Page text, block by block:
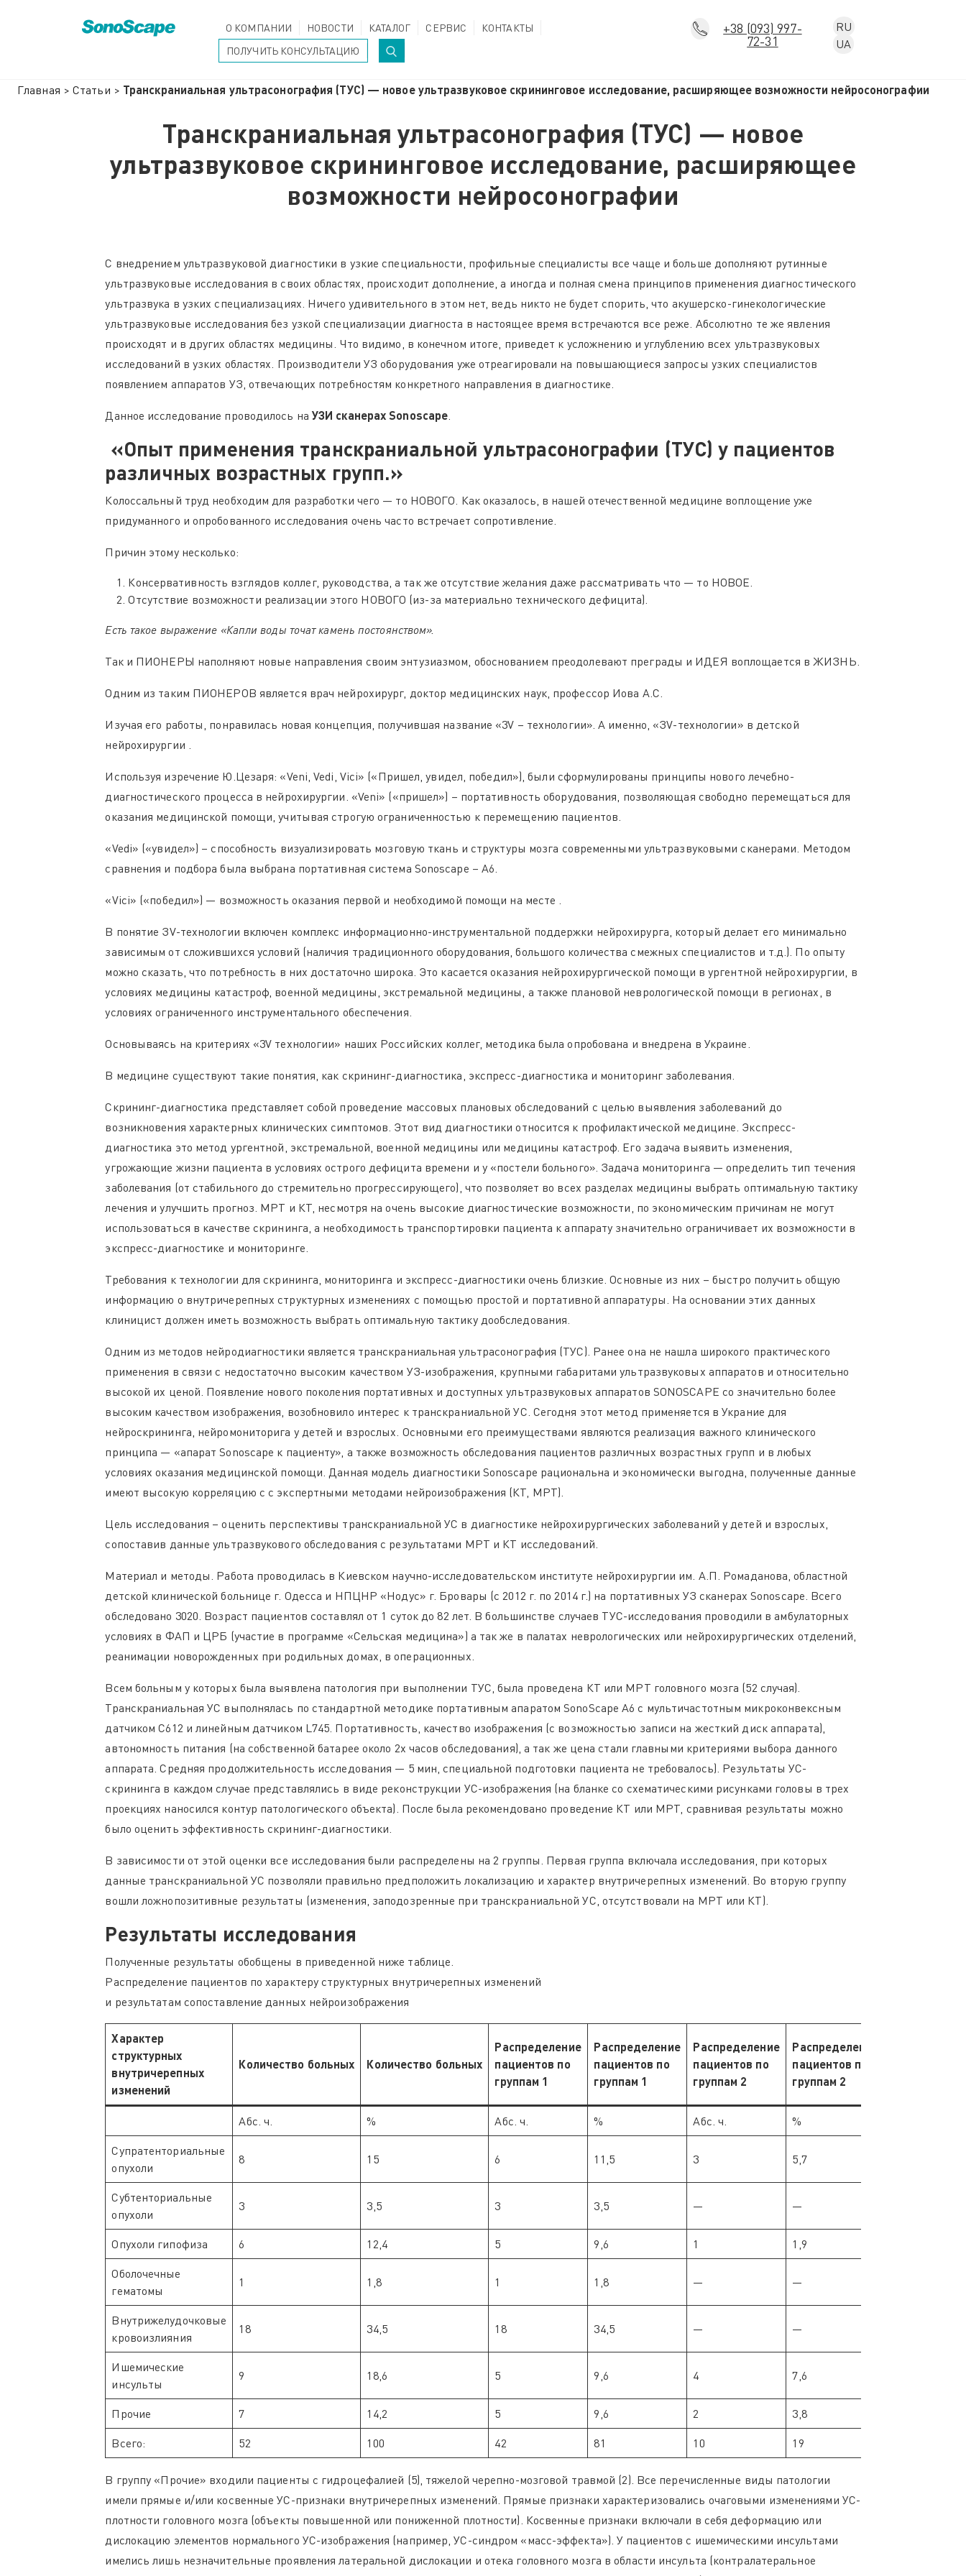
О КОМПАНИИ НОВОСТИ КАТАЛОГ СЕРВИС
КОНТАКТЫ
ПОЛУЧИТЬ КОНСУЛЬТАЦИЮ
+38 (093) 997-
72-31
RU
UA
Главная >Статьи > Транскраниальная ультрасонография (ТУС) — новое ультразвуковое скрининговое исследование, расширяющее возможности нейросонографии
Транскраниальная ультрасонография (ТУС) — новое
ультразвуковое скрининговое исследование, расширяющее
возможности нейросонографии
С внедрением ультразвуковой диагностики в узкие специальности, профильные специалисты все чаще и больше дополняют рутинные
ультразвуковые исследования в своих областях, происходит дополнение, а иногда и полная смена принципов применения диагностического
ультразвука в узких специализациях. Ничего удивительного в этом нет, ведь никто не будет спорить, что акушерско-гинекологические
ультразвуковые исследования без узкой специализации диагноста в настоящее время встречаются все реже. Абсолютно те же явления
происходят и в других областях медицины. Что видимо, в конечном итоге, приведет к усложнению и углублению всех ультразвуковых
исследований в узких областях. Производители УЗ оборудования уже отреагировали на повышающиеся запросы узких специалистов
появлением аппаратов УЗ, отвечающих потребностям конкретного направления в диагностике.
Данное исследование проводилось на УЗИ сканерах Sonoscape.
«Опыт применения транскраниальной ультрасонографии (ТУС) у пациентов
различных возрастных групп.»
Колоссальный труд необходим для разработки чего — то НОВОГО. Как оказалось, в нашей отечественной медицине воплощение уже
придуманного и опробованного исследования очень часто встречает сопротивление.
Причин этому несколько:
Консервативность взглядов коллег, руководства, а так же отсутствие желания даже рассматривать что — то НОВОЕ.
Отсутствие возможности реализации этого НОВОГО (из-за материально технического дефицита).
Есть такое выражение «Капли воды точат камень постоянством».
Так и ПИОНЕРЫ наполняют новые направления своим энтузиазмом, обоснованием преодолевают преграды и ИДЕЯ воплощается в ЖИЗНЬ.
Одним из таким ПИОНЕРОВ является врач нейрохирург, доктор медицинских наук, профессор Иова А.С.
Изучая его работы, понравилась новая концепция, получившая название «3V – технологии». А именно, «ЗV-технологии» в детской
нейрохирургии .
Используя изречение Ю.Цезаря: «Veni, Vedi, Vici» («Пришел, увидел, победил»), были сформулированы принципы нового лечебно-
диагностического процесса в нейрохирургии. «Veni» («пришел») – портативность оборудования, позволяющая свободно перемещаться для
оказания медицинской помощи, учитывая строгую ограниченностью к перемещению пациентов.
«Vedi» («увидел») – способность визуализировать мозговую ткань и структуры мозга современными ультразвуковыми сканерами. Методом
сравнения и подбора была выбрана портативная система Sonoscape – A6.
«Vici» («победил») — возможность оказания первой и необходимой помощи на месте .
В понятие ЗV-технологии включен комплекс информационно-инструментальной поддержки нейрохирурга, который делает его минимально
зависимым от сложившихся условий (наличия традиционного оборудования, большого количества смежных специалистов и т.д.). По опыту
можно сказать, что потребность в них достаточно широка. Это касается оказания нейрохирургической помощи в ургентной нейрохирургии, в
условиях медицины катастроф, военной медицины, экстремальной медицины, а также плановой неврологической помощи в регионах, в
условиях ограниченного инструментального обеспечения.
Основываясь на критериях «3V технологии» наших Российских коллег, методика была опробована и внедрена в Украине.
В медицине существуют такие понятия, как скрининг-диагностика, экспресс-диагностика и мониторинг заболевания.
Скрининг-диагностика представляет собой проведение массовых плановых обследований с целью выявления заболеваний до
возникновения характерных клинических симптомов. Этот вид диагностики относится к профилактической медицине. Экспресс-
диагностика это метод ургентной, экстремальной, военной медицины или медицины катастроф. Его задача выявить изменения,
угрожающие жизни пациента в условиях острого дефицита времени и у «постели больного». Задача мониторинга — определить тип течения
заболевания (от стабильного до стремительно прогрессирующего), что позволяет во всех разделах медицины выбрать оптимальную тактику
лечения и улучшить прогноз. МРТ и КТ, несмотря на очень высокие диагностические возможности, по экономическим причинам не могут
использоваться в качестве скрининга, а необходимость транспортировки пациента к аппарату значительно ограничивает их возможности в
экспресс-диагностике и мониторинге.
Требования к технологии для скрининга, мониторинга и экспресс-диагностики очень близкие. Основные из них – быстро получить общую
информацию о внутричерепных структурных изменениях с помощью простой и портативной аппаратуры. На основании этих данных
клиницист должен иметь возможность выбрать оптимальную тактику дообследования.
Одним из методов нейродиагностики является транскраниальная ультрасонография (ТУС). Ранее она не нашла широкого практического
применения в связи с недостаточно высоким качеством УЗ-изображения, крупными габаритами ультразвуковых аппаратов и относительно
высокой их ценой. Появление нового поколения портативных и доступных ультразвуковых аппаратов SONOSCAPE со значительно более
высоким качеством изображения, возобновило интерес к транскраниальной УС. Сегодня этот метод применяется в Украние для
нейроскрининга, нейромониторига у детей и взрослых. Основными его преимуществами являются реализация важного клинического
принципа — «апарат Sonoscape к пациенту», а также возможность обследования пациентов различных возрастных групп и в любых
условиях оказания медицинской помощи. Данная модель диагностики Sonoscape рациональна и экономически выгодна, полученные данные
имеют высокую корреляцию с с экспертными методами нейроизображения (КТ, МРТ).
Цель исследования – оценить перспективы транскраниальной УС в диагностике нейрохирургических заболеваний у детей и взрослых,
сопоставив данные ультразвукового обследования с результатами МРТ и КТ исследований.
Материал и методы. Работа проводилась в Киевском научно-исследовательском институте нейрохирургии им. А.П. Ромаданова, областной
детской клинической больнице г. Одесса и НПЦНР «Нодус» г. Бровары (с 2012 г. по 2014 г.) на портативных УЗ сканерах Sonoscape. Всего
обследовано 3020. Возраст пациентов составлял от 1 суток до 82 лет. В большинстве случаев ТУС-исследования проводили в амбулаторных
условиях в ФАП и ЦРБ (участие в программе «Сельская медицина») а так же в палатах неврологических или нейрохирургических отделений,
реанимации новорожденных при родильных домах, в операционных.
Всем больным у которых была выявлена патология при выполнении ТУС, была проведена КТ или МРТ головного мозга (52 случая).
Транскраниальная УС выполнялась по стандартной методике портативным апаратом SonoScape A6 с мультичастотным микроконвексным
датчиком C612 и линейным датчиком L745. Портативность, качество изображения (с возможностью записи на жесткий диск аппарата),
автономность питания (на собственной батарее около 2х часов обследования), а так же цена стали главными критериями выбора данного
аппарата. Средняя продолжительность исследования — 5 мин, специальной подготовки пациента не требовалось). Результаты УС-
скрининга в каждом случае представлялись в виде реконструкции УС-изображения (на бланке со схематическими рисунками головы в трех
проекциях наносился контур патологического объекта). После была рекомендовано проведение КТ или МРТ, сравнивая результаты можно
было оценить эффективность скрининг-диагностики.
В зависимости от этой оценки все исследования были распределены на 2 группы. Первая группа включала исследования, при которых
данные транскраниальной УС позволяли правильно предположить локализацию и характер внутричерепных изменений. Во вторую группу
вошли ложнопозитивные результаты (изменения, заподозренные при транскраниальной УС, отсутствовали на МРТ или КТ).
Результаты исследования
Полученные результаты обобщены в приведенной ниже таблице.
Распределение пациентов по характеру структурных внутричерепных изменений
и результатам сопоставление данных нейроизображения
Характер
структурных
внутричерепных
изменений
Количество больных Количество больных
Распределение
пациентов по
группам 1
Распределение
пациентов по
группам 1
Распределение
пациентов по
группам 2
Распределение
пациентов по
группам 2
Абс. ч. % Абс. ч. % Абс. ч. %
Супратенториальные
опухоли
8 15 6 11,5 3 5,7
Субтенториальные
опухоли
3 3,5 3 3,5 — —
Опухоли гипофиза 6 12,4 5 9,6 1 1,9
Оболочечные
гематомы
1 1,8 1 1,8 — —
Внутрижелудочковые
кровоизлияния
18 34,5 18 34,5 — —
Ишемические
инсульты
9 18,6 5 9,6 4 7,6
Прочие 7 14,2 5 9,6 2 3,8
Всего: 52 100 42 81 10 19
В группу «Прочие» входили пациенты с гидроцефалией (5), тяжелой черепно-мозговой травмой (2). Все перечисленные виды патологии
имели прямые и/или косвенные УС-признаки внутричерепных изменений. Прямые признаки характеризовались очаговыми изменениями УС-
плотности головного мозга (объекты повышенной или пониженной плотности). Косвенные признаки включали в себя деформацию или
дислокацию элементов нормального УС-изображения (например, УС-синдром «масс-эффекта»). У пациентов с ишемическими инсультами
имелись лишь незначительные проявления латеральной дислокации и отека головного мозга в области инсульта (контралатеральное